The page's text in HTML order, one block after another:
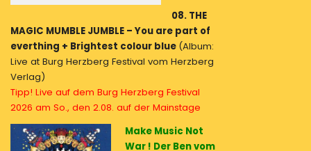
08. THE
MAGIC MUMBLE JUMBLE – You are part of
everthing + Brightest colour blue (Album:
Live at Burg Herzberg Festival vom Herzberg
Verlag)
Tipp! Live auf dem Burg Herzberg Festival
2026 am So., den 2.08. auf der Mainstage
Make Music Not
War ! Der Ben vom